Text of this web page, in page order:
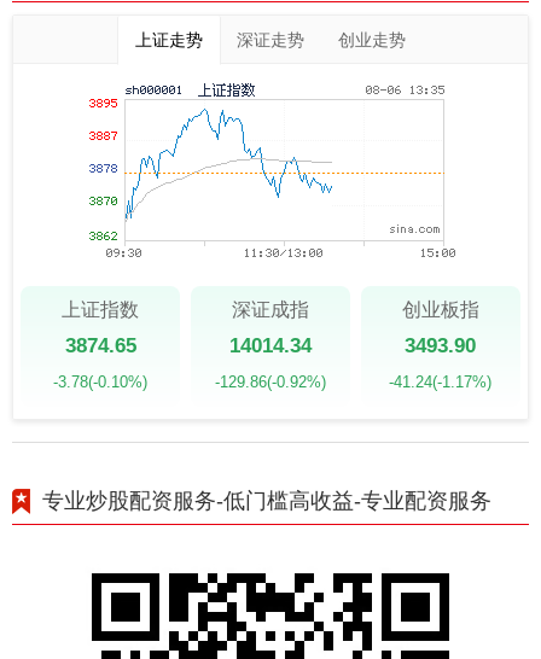
上证走势 深证走势 创业走势
上证指数
3874.65
-3.78(-0.10%)
深证成指
14014.34
-129.86(-0.92%)
创业板指
3493.90
-41.24(-1.17%)
专业炒股配资服务-低门槛高收益-专业配资服务